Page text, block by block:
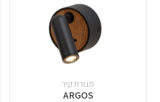
מנורת קיר
ARGOS